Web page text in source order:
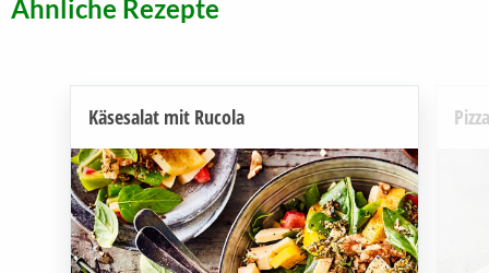
Ähnliche Rezepte
Käsesalat mit Rucola